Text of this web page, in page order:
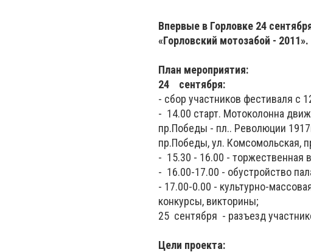
Впервые в Горловке 24
«Горловский мотозабой - 2011».
План мероприятия:
24 сентября:
- сбор участников фестиваля с
- 14.00 старт. Мотоколонна
пр.Победы - пл.. Революции
пр.Победы, ул. Комсомольская,
- 15.30 - 16.00 - торжественная
- 16.00-17.00 - обустройство
- 17.00-0.00 - культурно-
конкурсы, викторины;
25 сентября - разъезд
Цели проекта: